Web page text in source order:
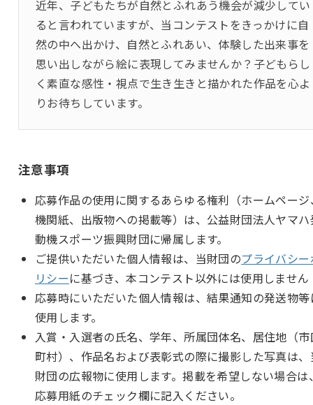
近年、子どもたちが自然とふれあう機会が減少してい
ると言われていますが、当コンテストをきっかけに自
然の中へ出かけ、自然とふれあい、体験した出来事を
思い出しながら絵に表現してみませんか？子どもらし
く素直な感性・視点で生き生きと描かれた作品を心よ
りお待ちしています。
注意事項
応募作品の使用に関するあらゆる権利（ホームページ
機関紙、出版物への掲載等）は、公益財団法人ヤマハ
動機スポーツ振興財団に帰属します。
ご提供いただいた個人情報は、当財団のプライバシー
リシーに基づき、本コンテスト以外には使用しません
応募時にいただいた個人情報は、結果通知の発送物等
使用します。
入賞・入選者の氏名、学年、所属団体名、居住地（市
町村）、作品名および表彰式の際に撮影した写真は、
財団の広報物に使用します。掲載を希望しない場合は
応募用紙のチェック欄に記入ください。